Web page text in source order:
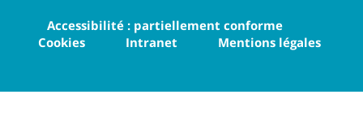
Accessibilité : partiellement conforme
Cookies
Intranet Mentions légales